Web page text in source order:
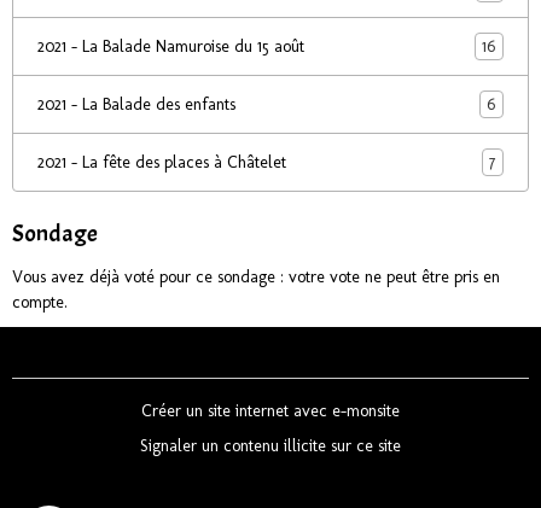
2021 - La Balade Namuroise du 15 août 16
2021 - La Balade des enfants 6
2021 - La fête des places à Châtelet 7
Sondage
Vous avez déjà voté pour ce sondage : votre vote ne peut être pris en
compte.
Créer un site internet avec e-monsite
Signaler un contenu illicite sur ce site